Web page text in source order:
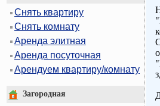
Снять квартиру
Снять комнату
Аренда элитная
Аренда посуточная
Арендуем квартиру/комнату
Загородная